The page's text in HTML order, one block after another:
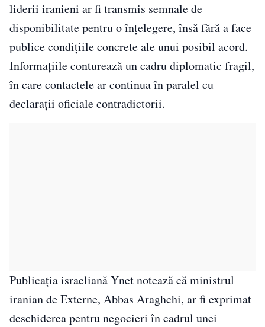
liderii iranieni ar fi transmis semnale de
disponibilitate pentru o înțelegere, însă fără a face
publice condițiile concrete ale unui posibil acord.
Informațiile conturează un cadru diplomatic fragil,
în care contactele ar continua în paralel cu
declarații oficiale contradictorii.
Publicația israeliană Ynet notează că ministrul
iranian de Externe, Abbas Araghchi, ar fi exprimat
deschiderea pentru negocieri în cadrul unei